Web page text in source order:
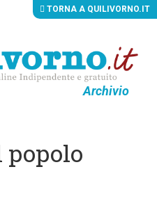
Archivio
TORNA A QUILIVORNO.IT
popolo